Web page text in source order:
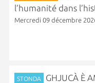
l’humanité dans
Mercredi 09 décembre
STONDA GHJUCÀ È